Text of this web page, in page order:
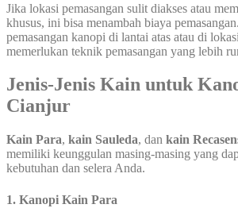
Jika lokasi pemasangan sulit diakses atau
khusus, ini bisa menambah biaya
pemasangan kanopi di lantai atas atau di
memerlukan teknik pemasangan yang lebih
Jenis-Jenis Kain untuk
Cianjur
Kain Para, kain Sauleda, dan kain
memiliki keunggulan masing-masing yang
kebutuhan dan selera Anda.
1. Kanopi Kain Para